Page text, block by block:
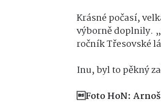
Krásné počasí,
výborně doplnily.
ročník Třesovské
Inu, byl to pěkný
Foto HoN: